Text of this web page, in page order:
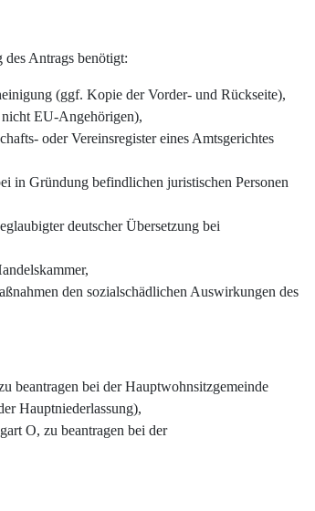
Antrags benötigt:
(ggf. Kopie der Vorder- und Rückseite),
EU-Angehörigen),
oder Vereinsregister eines Amtsgerichtes
in Gründung befindlichen juristischen Personen
deutscher Übersetzung bei
den sozialschädlichen Auswirkungen des
beantragen bei der Hauptwohnsitzgemeinde
Hauptniederlassung),
O, zu beantragen bei der